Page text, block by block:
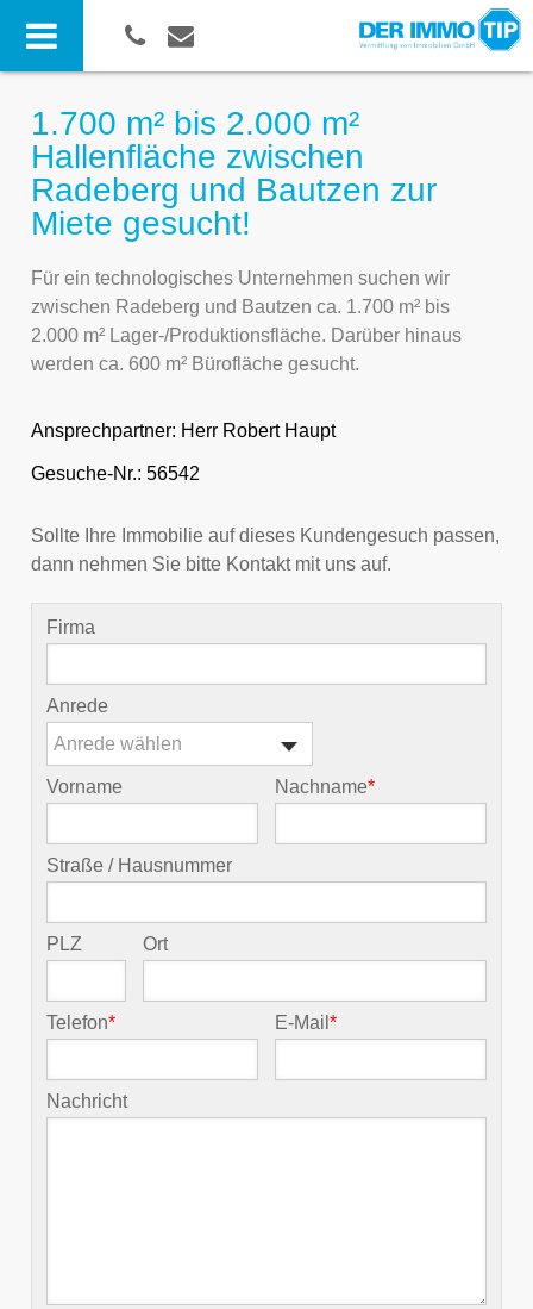
1.700 m² bis 2.000 m²
Hallenfläche zwischen
Radeberg und Bautzen zur
Miete gesucht!
Für ein technologisches Unternehmen suchen wir
zwischen Radeberg und Bautzen ca. 1.700 m² bis
2.000 m² Lager-/Produktionsfläche. Darüber hinaus
werden ca. 600 m² Bürofläche gesucht.
Ansprechpartner: Herr Robert Haupt
Gesuche-Nr.: 56542
Sollte Ihre Immobilie auf dieses Kundengesuch passen,
dann nehmen Sie bitte Kontakt mit uns auf.
Firma
Anrede
Anrede wählen
Vorname Nachname*
Straße / Hausnummer
PLZ Ort
Telefon* E-Mail*
Nachricht